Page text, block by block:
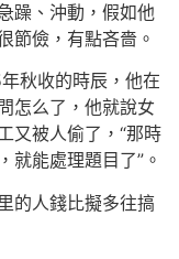
躁、沖動，假如他
節儉，有點吝嗇。
秋收的時辰，他在
怎么了，他就說女
又被人偷了，“那時
就能處理題目了”。
人錢比擬多往搞